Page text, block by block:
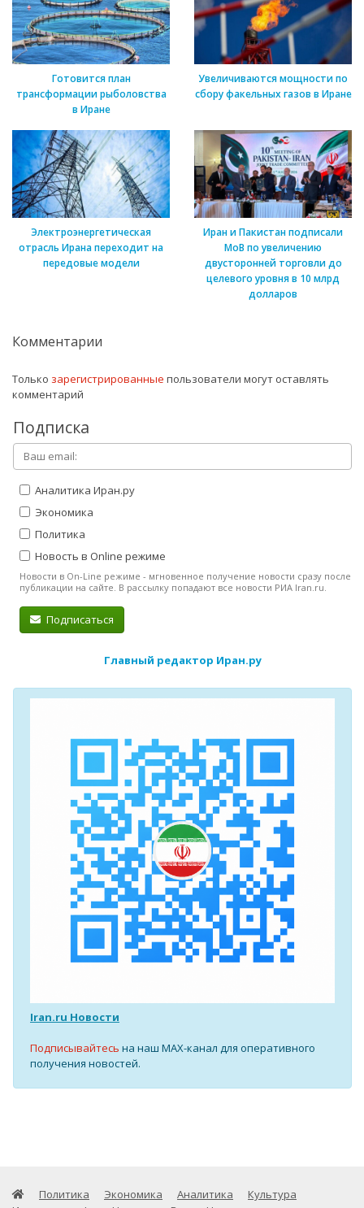
Готовится план
трансформации рыболовства
в Иране
Увеличиваются мощности по
сбору факельных газов в Иране
Электроэнергетическая
отрасль Ирана переходит на
передовые модели
Иран и Пакистан подписали
МоВ по увеличению
двусторонней торговли до
целевого уровня в 10 млрд
долларов
Комментарии
Только зарегистрированные пользователи могут оставлять
комментарий
Подписка
Аналитика Иран.ру
Экономика
Политика
Новость в Online режиме
Новости в On-Line режиме - мгновенное получение новости сразу после
публикации на сайте. В рассылку попадают все новости РИА Iran.ru.
Подписаться
Главный редактор Иран.ру
Iran.ru Новости
Подписывайтесь на наш MAX-канал для оперативного
получения новостей.
Политика Экономика Аналитика
Культура